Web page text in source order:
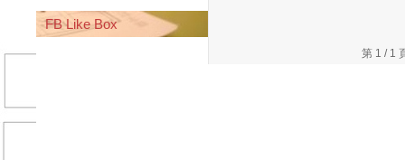
第 1 /
FB Like Box